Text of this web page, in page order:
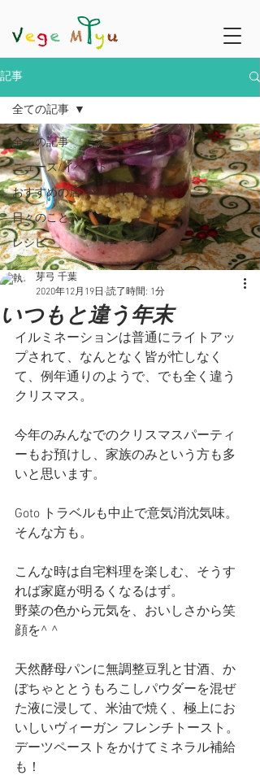
記事
全ての記事
ニュース/イベント
おすすめの店
日々のこと
レシピ
全ての記事
いつもと違う年末
芽弓 千葉
2020年12月19日 読了時間: 1分
イルミネーションは普通にライトアッ
プされて、なんとなく皆が忙しなく
て、例年通りのようで、でも全く違う
クリスマス。
今年のみんなでのクリスマスパーティ
ーもお預けし、家族のみという方も多
いと思います。
Goto トラベルも中止で意気消沈気味。
そんな方も。
こんな時は自宅料理を楽しむ、そうす
れば家庭が明るくなるはず。
野菜の色から元気を、おいしさから笑
顔を^ ^
天然酵母パンに無調整豆乳と甘酒、か
ぼちゃととうもろこしパウダーを混ぜ
た液に浸して、米油で焼く、極上にお
いしいヴィーガン フレンチトースト。
デーツペーストをかけてミネラル補給
も！